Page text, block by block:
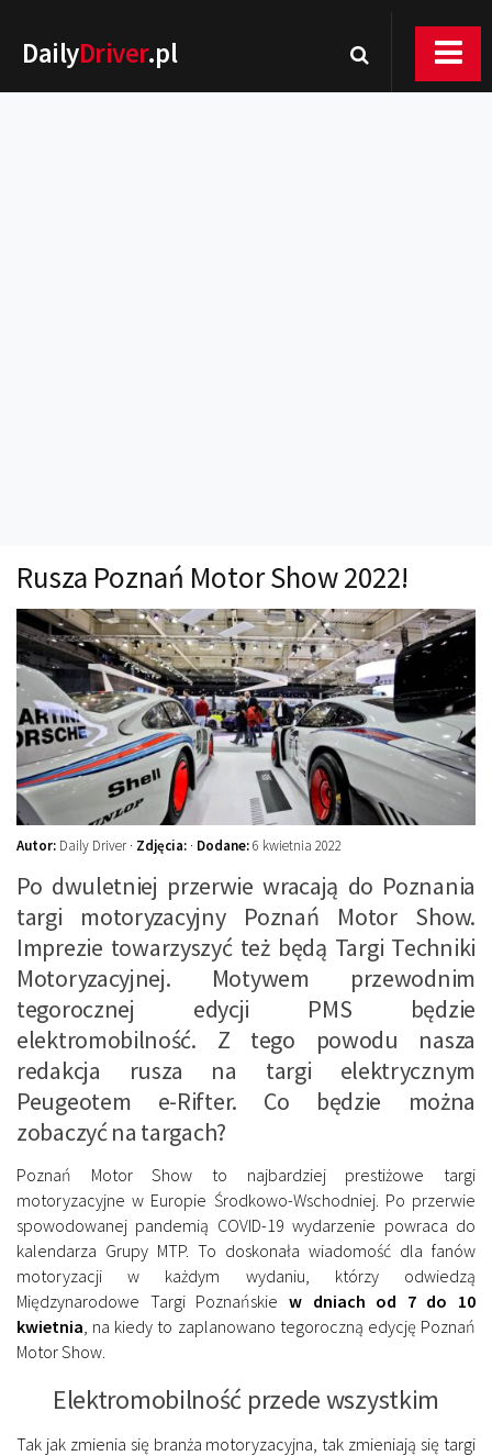
DailyDriver.pl
Technika jazdy
Oświetlenie
Kalkulatory
Przelicznik mocy
Auto z niemiec
Galerie
Rusza Poznań Motor Show 2022!
Autor: Daily Driver · Zdjęcia: · Dodane:6 kwietnia 2022
Po dwuletniej przerwie wracają do Poznania
targi motoryzacyjny Poznań Motor Show.
Imprezie towarzyszyć też będą Targi Techniki
Motoryzacyjnej. Motywem przewodnim
tegorocznej edycji PMS będzie
elektromobilność. Z tego powodu nasza
redakcja rusza na targi elektrycznym
Peugeotem e-Rifter. Co będzie można
zobaczyć na targach?
Poznań Motor Show to najbardziej prestiżowe targi
motoryzacyjne w Europie Środkowo-Wschodniej. Po przerwie
spowodowanej pandemią COVID-19 wydarzenie powraca do
kalendarza Grupy MTP. To doskonała wiadomość dla fanów
motoryzacji w każdym wydaniu, którzy odwiedzą
Międzynarodowe Targi Poznańskie w dniach od 7 do 10
kwietnia , na kiedy to zaplanowano tegoroczną edycję Poznań
Motor Show.
Elektromobilność przede wszystkim
Tak jak zmienia się branża motoryzacyjna, tak zmieniają się targi